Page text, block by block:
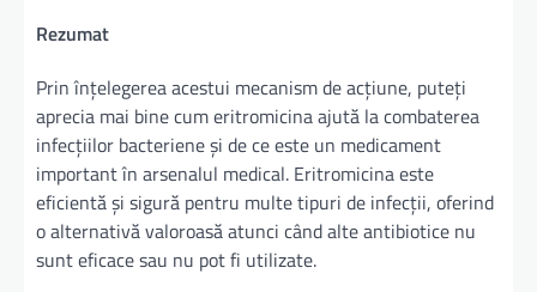
Rezumat
Prin înțelegerea acestui mecanism de acțiune, puteți
aprecia mai bine cum eritromicina ajută la combaterea
infecțiilor bacteriene și de ce este un medicament
important în arsenalul medical. Eritromicina este
eficientă și sigură pentru multe tipuri de infecții, oferind
o alternativă valoroasă atunci când alte antibiotice nu
sunt eficace sau nu pot fi utilizate.